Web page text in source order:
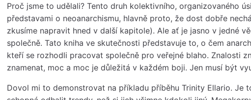
Proč jsme to udělali? Tento druh kolektivního, organizovaného
představami o neoanarchismu, hlavně proto, že dost dobře
zkusíme napravit hned v další kapitole). Ale ať je jasno v jedné
společně. Tato kniha ve skutečnosti představuje to, o čem
kteří se rozhodli pracovat společně pro veřejné blaho. Znalosti
znamenat, moc a moc je důležitá v každém boji. Jen musí být
Dovol mi to demonstrovat na příkladu příběhu Trinity Ellario. Je